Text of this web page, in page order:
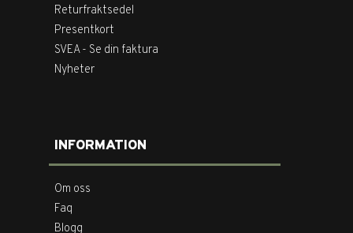
Returfraktsedel
Presentkort
SVEA - Se din faktura
Nyheter
INFORMATION
Om oss
Faq
Blogg